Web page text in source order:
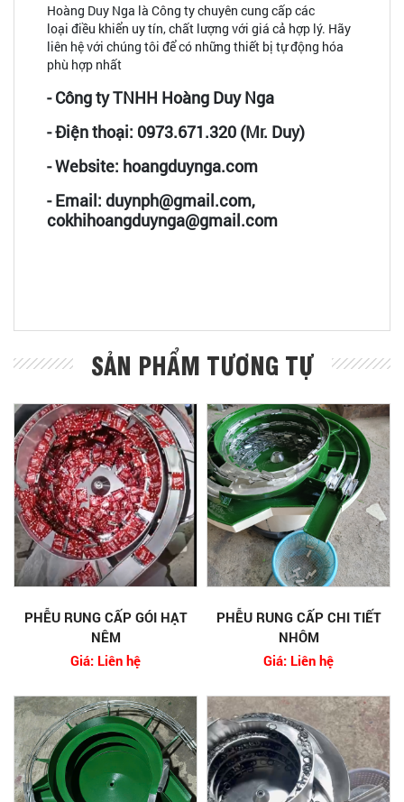
Hoàng Duy Nga là Công ty chuyên cung cấp các
loại điều khiển uy tín, chất lượng với giá cả hợp lý. Hãy
liên hệ với chúng tôi để có những thiết bị tự động hóa
phù hợp nhất
- Công ty TNHH Hoàng Duy Nga
- Điện thoại: 0973.671.320 (Mr. Duy)
- Website: hoangduynga.com
- Email: duynph@gmail.com,
cokhihoangduynga@gmail.com
SẢN PHẨM TƯƠNG TỰ
PHỄU RUNG CẤP GÓI HẠT
NÊM
Giá: Liên hệ
PHỄU RUNG CẤP CHI TIẾT
NHÔM
Giá: Liên hệ